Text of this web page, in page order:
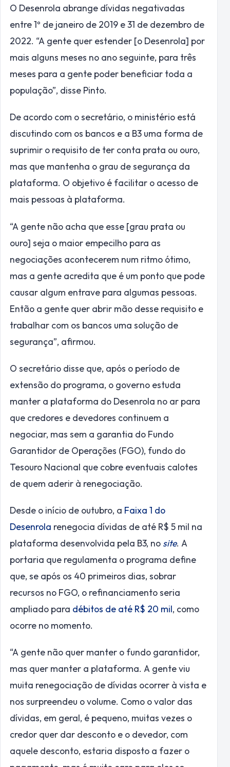
O Desenrola abrange dívidas negativadas
entre 1º de janeiro de 2019 e 31 de dezembro de
2022. “A gente quer estender [o Desenrola] por
mais alguns meses no ano seguinte, para três
meses para a gente poder beneficiar toda a
população”, disse Pinto.
De acordo com o secretário, o ministério está
discutindo com os bancos e a B3 uma forma de
suprimir o requisito de ter conta prata ou ouro,
mas que mantenha o grau de segurança da
plataforma. O objetivo é facilitar o acesso de
mais pessoas à plataforma.
“A gente não acha que esse [grau prata ou
ouro] seja o maior empecilho para as
negociações acontecerem num ritmo ótimo,
mas a gente acredita que é um ponto que pode
causar algum entrave para algumas pessoas.
Então a gente quer abrir mão desse requisito e
trabalhar com os bancos uma solução de
segurança”, afirmou.
O secretário disse que, após o período de
extensão do programa, o governo estuda
manter a plataforma do Desenrola no ar para
que credores e devedores continuem a
negociar, mas sem a garantia do Fundo
Garantidor de Operações (FGO), fundo do
Tesouro Nacional que cobre eventuais calotes
de quem aderir à renegociação.
Desde o início de outubro, a Faixa 1 do
Desenrola renegocia dívidas de até R$ 5 mil na
plataforma desenvolvida pela B3, no site. A
portaria que regulamenta o programa define
que, se após os 40 primeiros dias, sobrar
recursos no FGO, o refinanciamento seria
ampliado para débitos de até R$ 20 mil, como
ocorre no momento.
“A gente não quer manter o fundo garantidor,
mas quer manter a plataforma. A gente viu
muita renegociação de dívidas ocorrer à vista e
nos surpreendeu o volume. Como o valor das
dívidas, em geral, é pequeno, muitas vezes o
credor quer dar desconto e o devedor, com
aquele desconto, estaria disposto a fazer o